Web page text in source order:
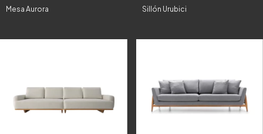
Mesa Aurora Sillón Urubici